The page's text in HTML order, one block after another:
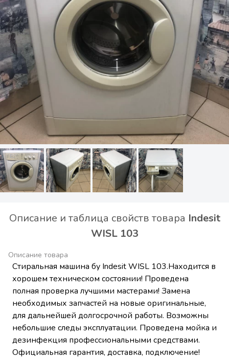
Описание и таблица свойств товара Indesit
WISL 103
Описание товара
Стиральная машина бу Indesit WISL 103.Находится в
хорошем техническом состоянии! Проведена
полная проверка лучшими мастерами! Замена
необходимых запчастей на новые оригинальные,
для дальнейшей долгосрочной работы. Возможны
небольшие следы эксплуатации. Проведена мойка и
дезинфекция профессиональными средствами.
Официальная гарантия, доставка, подключение!